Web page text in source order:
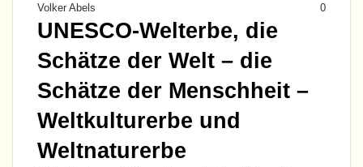
Volker Abels 0
UNESCO-Welterbe, die
Schätze der Welt – die
Schätze der Menschheit –
Weltkulturerbe und
Weltnaturerbe